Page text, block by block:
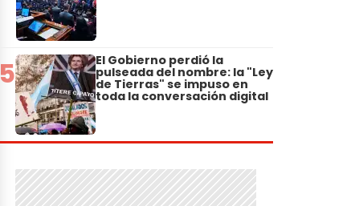
5 El Gobierno perdió la
pulseada del nombre: la "Ley
de Tierras" se impuso en
toda la conversación digital